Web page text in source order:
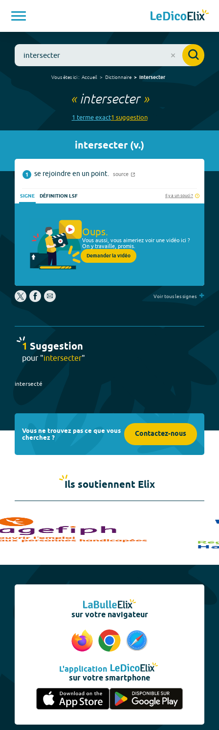
Vous êtes ici : Accueil Dictionnaire intersecter
« intersecter»
1 termeexact1 suggestion
intersecter(v.)
1 se rejoindre en un point. source
SIGNE DÉFINITION LSF Il y a un souci ?
Oups.
Vous aussi, vous aimeriez voir une vidéo ici ?
On y travaille, promis.
Demander la vidéo
Voir tous les signes +
1 Suggestion
pour "intersecter"
intersecté
Vous ne trouvez pas ce que vous
cherchez ? Contactez-nous
Ils soutiennent Elix
sur votre navigateur
L'application
sur votre smartphone